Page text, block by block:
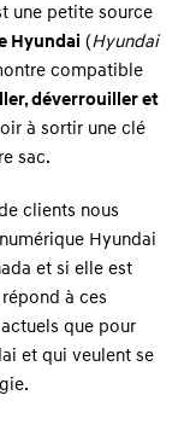
une petite source
Hyundai (Hyundai
compatible
déverrouiller et
à sortir une clé
sac.
clients nous
Hyundai
et si elle est
à ces
que pour
et qui veulent se